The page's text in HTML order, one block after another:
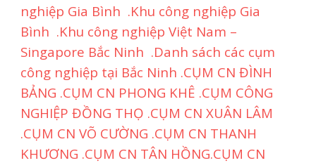
nghiệp Gia Bình .Khu công nghiệp Gia
Bình .Khu công nghiệp Việt Nam –
Singapore Bắc Ninh .Danh sách các cụm
công nghiệp tại Bắc Ninh .CỤM CN ĐÌNH
BẢNG .CỤM CN PHONG KHÊ .CỤM CÔNG
NGHIỆP ĐỒNG THỌ .CỤM CN XUÂN LÂM
.CỤM CN VÕ CƯỜNG .CỤM CN THANH
KHƯƠNG .CỤM CN TÂN HỒNG.CỤM CN